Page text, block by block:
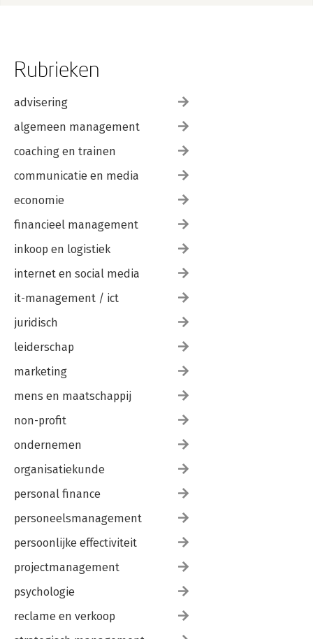
Rubrieken
advisering
algemeen management
coaching en trainen
communicatie en media
economie
financieel management
inkoop en logistiek
internet en social media
it-management / ict
juridisch
leiderschap
marketing
mens en maatschappij
non-profit
ondernemen
organisatiekunde
personal finance
personeelsmanagement
persoonlijke effectiviteit
projectmanagement
psychologie
reclame en verkoop